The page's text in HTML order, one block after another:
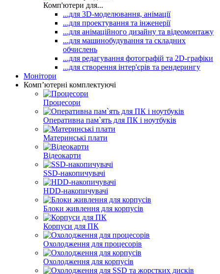
Комп'ютери для...
...для 3D-моделювання, анімації
...для проектування та інженерії
...для анімаційного дизайну та відеомонтажу
...для машинобудування та складних
обчислень
...для редагування фотографій та 2D-графіки
...для створення інтер'єрів та рендерингу
Монітори
Комп’ютерні комплектуючі
Процесори
Оперативна пам`ять для ПК і ноутбуків
Материнські плати
Відеокарти
SSD-накопичувачі
HDD-накопичувачі
Блоки живлення для корпусів
Корпуси для ПК
Охолодження для процесорів
Охолодження для корпусів